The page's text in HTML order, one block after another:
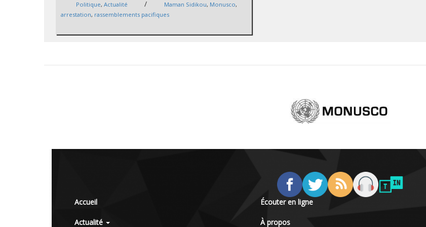
Politique,Actualité / Maman Sidikou, Monusco,
arrestation, rassemblements pacifiques
Accueil
Actualité
Écouter en ligne
À propos